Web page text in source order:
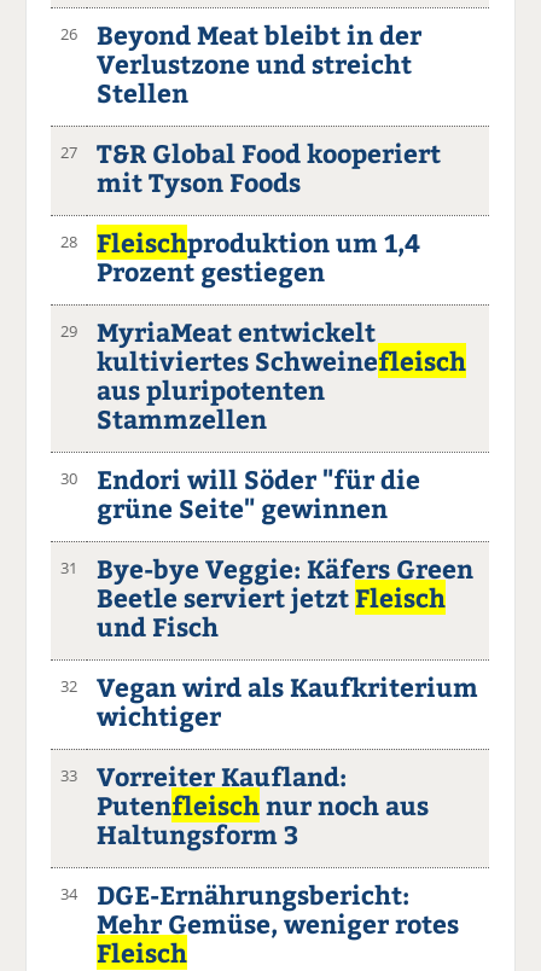
26
Beyond Meat bleibt in der
Verlustzone und streicht
Stellen
27
T&R Global Food kooperiert
mit Tyson Foods
28 Fleischproduktion um 1,4
Prozent gestiegen
29
MyriaMeat entwickelt
kultiviertes Schweinefleisch
aus pluripotenten
Stammzellen
30
Endori will Söder "für die
grüne Seite" gewinnen
31
Bye-bye Veggie: Käfers Green
Beetle serviert jetzt Fleisch
und Fisch
32
Vegan wird als Kaufkriterium
wichtiger
33
Vorreiter Kaufland:
Putenfleischnur noch aus
Haltungsform 3
34
DGE-Ernährungsbericht:
Mehr Gemüse, weniger rotes
Fleisch